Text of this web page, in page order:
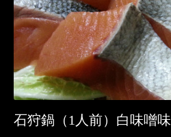
石狩鍋（1人前）白味噌味